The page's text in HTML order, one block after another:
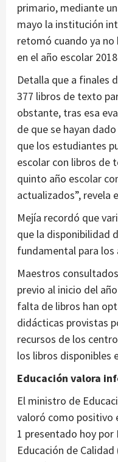
primario, mediante
mayo la institución
retomó cuando ya no
en el año escolar
Detalla que a finales
377 libros de texto
obstante, tras esa
de que se hayan
que los estudiantes
escolar con libros de
quinto año escolar
actualizados”, revela
Mejía recordó que
que la disponibilidad
fundamental para los
Maestros
previo al inicio del
falta de libros han
didácticas provistas
recursos de los
los libros disponibles
Educación valora
El ministro de
valoró como positivo
1 presentado hoy por
Educación de